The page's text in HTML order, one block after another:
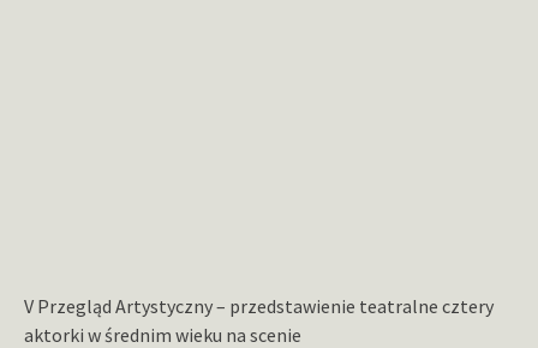
V Przegląd Artystyczny – przedstawienie teatralne cztery
aktorki w średnim wieku na scenie